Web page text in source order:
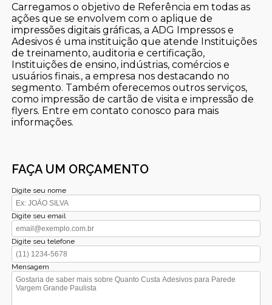
Carregamos o objetivo de Referência em todas as
ações que se envolvem com o aplique de
impressões digitais gráficas, a ADG Impressos e
Adesivos é uma instituição que atende Instituições
de treinamento, auditoria e certificação,
Instituições de ensino, indústrias, comércios e
usuários finais., a empresa nos destacando no
segmento. Também oferecemos outros serviços,
como impressão de cartão de visita e impressão de
flyers. Entre em contato conosco para mais
informações.
FAÇA UM ORÇAMENTO
Digite seu nome
Digite seu email
Digite seu telefone
Mensagem